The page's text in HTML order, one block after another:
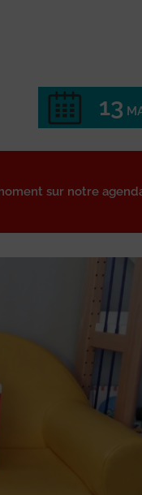
13
sur notre